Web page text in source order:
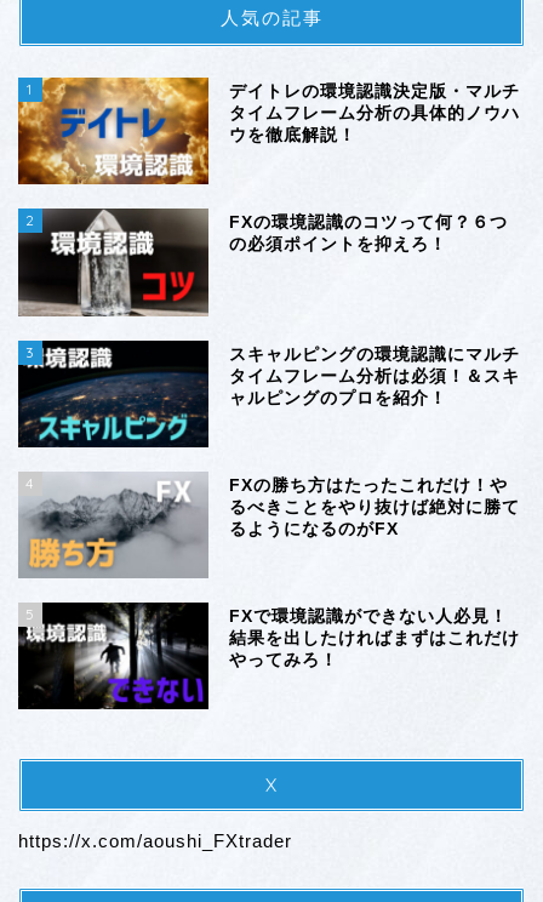
人気の記事
1
デイトレの環境認識決定版・マルチ
タイムフレーム分析の具体的ノウハ
ウを徹底解説！
2
FXの環境認識のコツって何？６つ
の必須ポイントを抑えろ！
3
スキャルピングの環境認識にマルチ
タイムフレーム分析は必須！＆スキ
ャルピングのプロを紹介！
4
FXの勝ち方はたったこれだけ！や
るべきことをやり抜けば絶対に勝て
るようになるのがFX
5
FXで環境認識ができない人必見！
結果を出したければまずはこれだけ
やってみろ！
X
https://x.com/aoushi_FXtrader